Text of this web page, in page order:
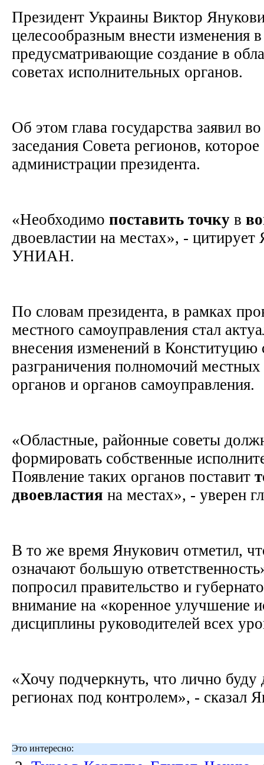
Президент Украины Виктор
целесообразным внести изменения
предусматривающие создание в
советах исполнительных органов.
Об этом глава государства заявил
заседания Совета регионов, которое
администрации президента.
«Необходимо поставить точку в
двоевластии на местах», - цитирует
УНИАН.
По словам президента, в рамках
местного самоуправления стал
внесения изменений в Конституцию
разграничения полномочий
органов и органов самоуправления.
«Областные, районные советы
формировать собственные
Появление таких органов поставит
двоевластия на местах», - уверен
В то же время Янукович отметил,
означают большую
попросил правительство и
внимание на «коренное улучшение
дисциплины руководителей всех
«Хочу подчеркнуть, что лично
регионах под контролем», - сказал
Это интересно: